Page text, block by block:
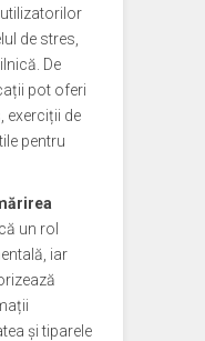
de stres,
De
pot oferi
exerciții de
pentru
un rol
iar
și tiparele